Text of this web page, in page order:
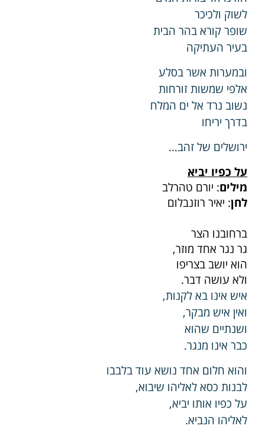
לשוק ולכיכר
שופר קורא בהר הבית
בעיר העתיקה
ובמערות אשר בסלע
אלפי שמשות זורחות
נשוב נרד אל ים המלח
בדרך יריחו
ירושלים של זהב…
על כפיו יביא
מילים: יורם טהרלב
לחן: יאיר רוזנבלום
ברחובנו הצר
גר נגר אחד מוזר,
הוא יושב בצריפו
ולא עושה דבר.
איש אינו בא לקנות,
ואין איש מבקר,
ושנתיים שהוא
כבר אינו מנגר.
והוא חלום אחד נושא עוד בלבבו
לבנות כסא לאליהו שיבוא,
על כפיו אותו יביא,
לאליהו הנביא.